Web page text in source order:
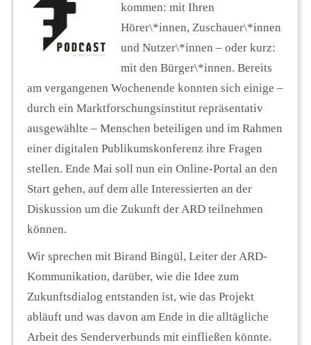
Podcast
Seminare
Unterstützen
kommen: mit Ihren
Hörer\*innen, Zuschauer\*innen
und Nutzer\*innen – oder kurz:
mit den Bürger\*innen. Bereits
am vergangenen Wochenende konnten sich einige –
durch ein Marktforschungsinstitut repräsentativ
ausgewählte – Menschen beteiligen und im Rahmen
einer digitalen Publikumskonferenz ihre Fragen
stellen. Ende Mai soll nun ein Online-Portal an den
Start gehen, auf dem alle Interessierten an der
Diskussion um die Zukunft der ARD teilnehmen
können.
Wir sprechen mit Birand Bingül, Leiter der ARD-
Kommunikation, darüber, wie die Idee zum
Zukunftsdialog entstanden ist, wie das Projekt
abläuft und was davon am Ende in die alltägliche
Arbeit des Senderverbunds mit einfließen könnte.